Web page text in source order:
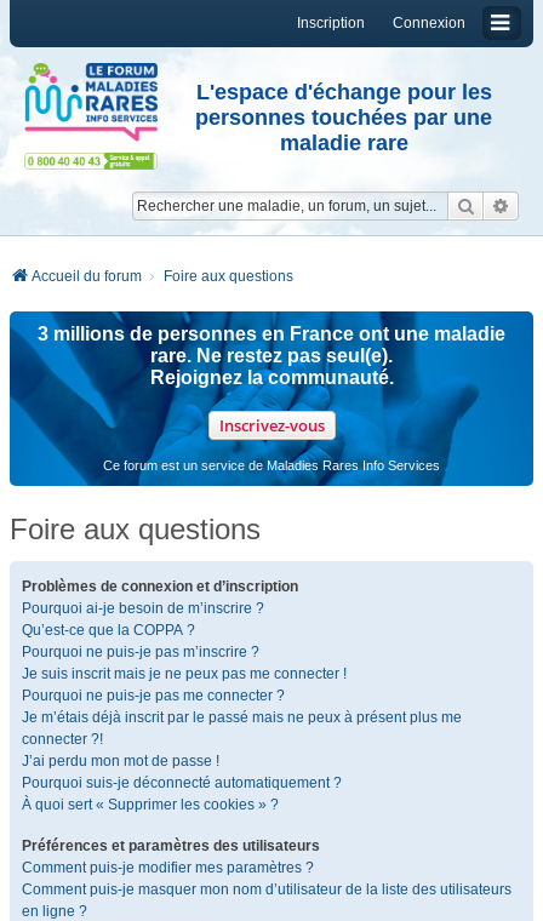
Connexion
Inscription
L'espace d'échange pour les
personnes touchées par une
maladie rare
Accueil du forum Foire aux questions
3 millions de personnes en France ont une maladie
rare. Ne restez pas seul(e).
Rejoignez la communauté.
Inscrivez-vous
Ce forum est un service de Maladies Rares Info Services
Foire aux questions
Problèmes de connexion et d’inscription
Pourquoi ai-je besoin de m’inscrire ?
Qu’est-ce que la COPPA ?
Pourquoi ne puis-je pas m’inscrire ?
Je suis inscrit mais je ne peux pas me connecter !
Pourquoi ne puis-je pas me connecter ?
Je m’étais déjà inscrit par le passé mais ne peux à présent plus me
connecter ?!
J’ai perdu mon mot de passe !
Pourquoi suis-je déconnecté automatiquement ?
À quoi sert « Supprimer les cookies » ?
Préférences et paramètres des utilisateurs
Comment puis-je modifier mes paramètres ?
Comment puis-je masquer mon nom d’utilisateur de la liste des utilisateurs
en ligne ?